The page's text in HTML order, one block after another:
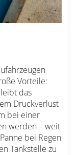
Vorteile:
das
Druckverlust
bei einer
werden – weit
bei Regen
Tankstelle zu